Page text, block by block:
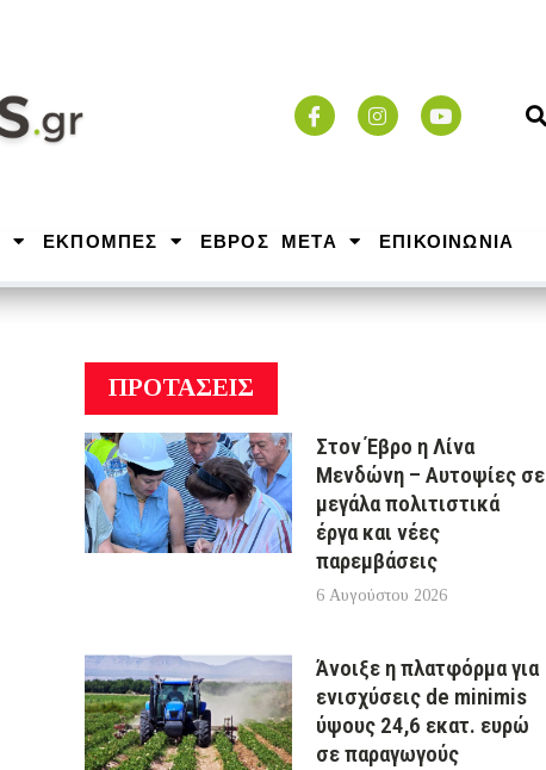
ΕΚΠΟΜΠΕΣ ΕΒΡΟΣ ΜΕΤΑ ΕΠΙΚΟΙΝΩΝΙΑ
ΠΡΟΤΑΣΕΙΣ
Στον Έβρο η Λίνα
Μενδώνη – Αυτοψίες σε
μεγάλα πολιτιστικά
έργα και νέες
παρεμβάσεις
6 Αυγούστου 2026
Άνοιξε η πλατφόρμα για
ενισχύσεις de minimis
ύψους 24,6 εκατ. ευρώ
σε παραγωγούς